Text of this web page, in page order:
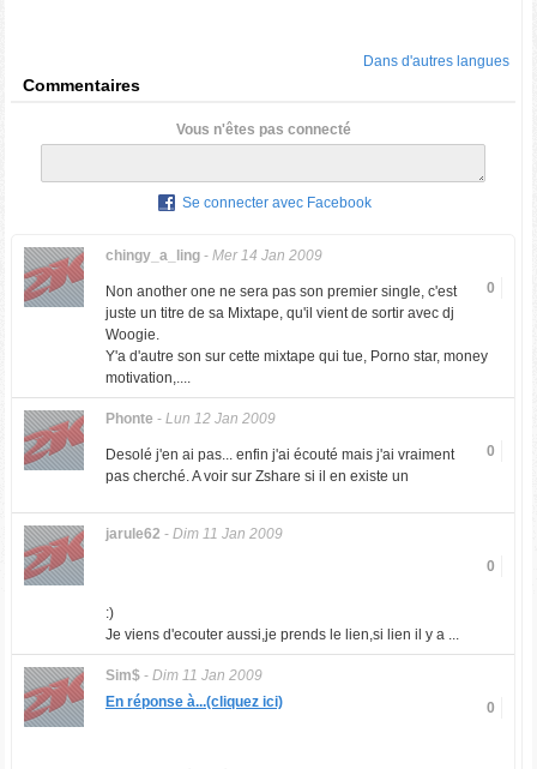
Dans d'autres langues
Commentaires
Vous n'êtes pas connecté
Se connecter avec Facebook
chingy_a_ling- Mer 14 Jan 2009
0
Non another one ne sera pas son premier single, c'est
juste un titre de sa Mixtape, qu'il vient de sortir avec dj
Woogie.
Y'a d'autre son sur cette mixtape qui tue, Porno star, money
motivation,....
Phonte - Lun 12 Jan 2009
0
Desolé j'en ai pas... enfin j'ai écouté mais j'ai vraiment
pas cherché. A voir sur Zshare si il en existe un
jarule62 - Dim 11 Jan 2009
0
:)
Je viens d'ecouter aussi,je prends le lien,si lien il y a ...
Sim$- Dim 11 Jan 2009
0
En réponse à...(cliquez ici)